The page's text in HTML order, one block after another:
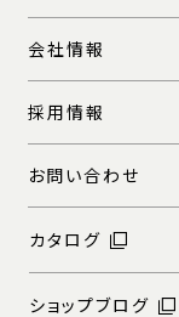
会社情報
採用情報
お問い合わせ
カタログ
ショップブログ